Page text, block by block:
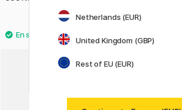
69 €
Netherlands (EUR)
United Kingdom (GBP)
Rest of EU (EUR)